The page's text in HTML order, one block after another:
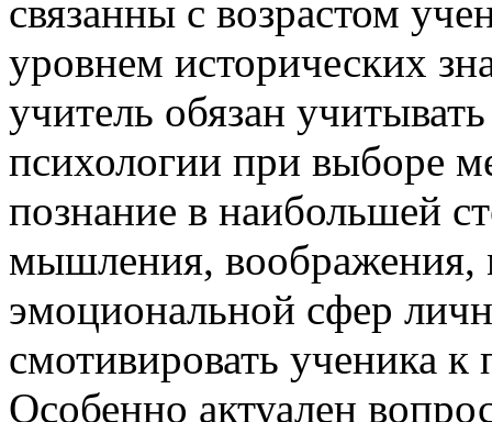
связанны с возрастом
уровнем исторических
учитель обязан
психологии при выборе
познание в наибольшей
мышления, воображения,
эмоциональной сфер
смотивировать ученика к
Особенно актуален